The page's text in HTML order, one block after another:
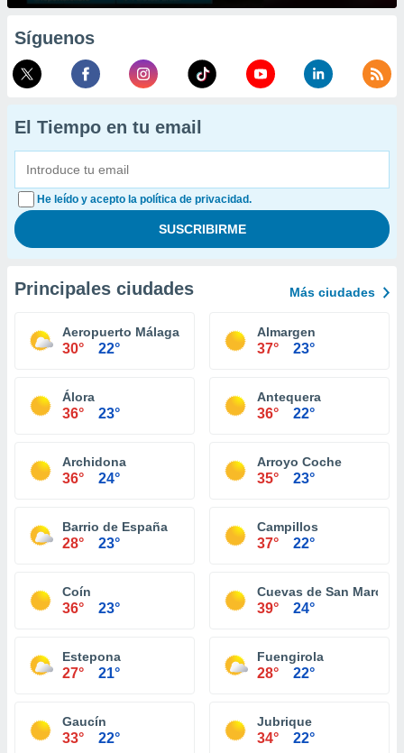
Síguenos
El Tiempo en tu email
He leído y acepto la política de privacidad.
Principales ciudades Más ciudades
Aeropuerto Málaga
30° 22°
Almargen
37° 23°
Álora
36° 23°
Antequera
36° 22°
Archidona
36° 24°
Arroyo Coche
35° 23°
Barrio de España
28° 23°
Campillos
37° 22°
Coín
36° 23°
Cuevas de San Marcos
39° 24°
Estepona
27° 21°
Fuengirola
28° 22°
Gaucín
33° 22°
Jubrique
34° 22°